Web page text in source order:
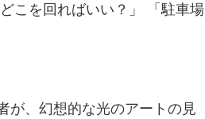
こを回ればいい？」 「駐車場
が、幻想的な光のアートの見